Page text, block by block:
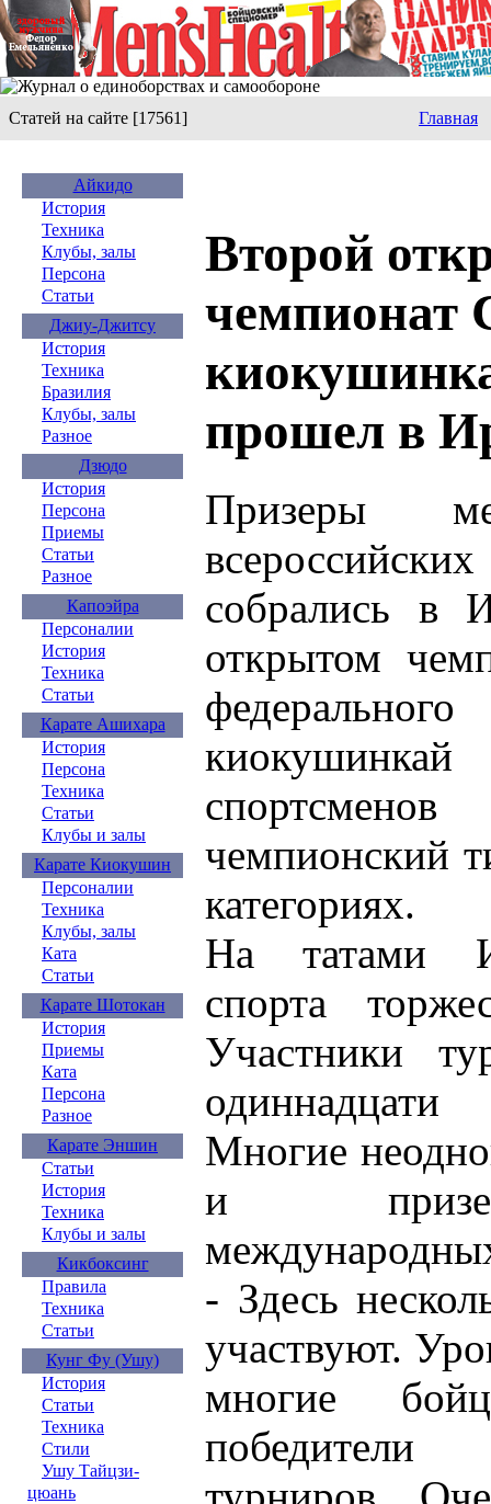
Статей на сайте [17561] Главная
Айкидо
История
Техника
Клубы, залы
Персона
Статьи
Джиу-Джитсу
История
Техника
Бразилия
Клубы, залы
Разное
Дзюдо
История
Персона
Приемы
Статьи
Разное
Капоэйра
Персоналии
История
Техника
Статьи
Карате Ашихара
История
Персона
Техника
Статьи
Клубы и залы
Карате Киокушин
Персоналии
Техника
Клубы, залы
Ката
Статьи
Карате Шотокан
История
Приемы
Ката
Персона
Разное
Карате Эншин
Статьи
История
Техника
Клубы и залы
Кикбоксинг
Правила
Техника
Статьи
Кунг Фу (Ушу)
История
Статьи
Техника
Стили
Ушу Тайцзи-
цюань
Второй
прошел в
Призеры
собрались в
открытом
чемпионский
категориях.
На татами
спорта
Участники
Многие
и
- Здесь
участвуют.
многие